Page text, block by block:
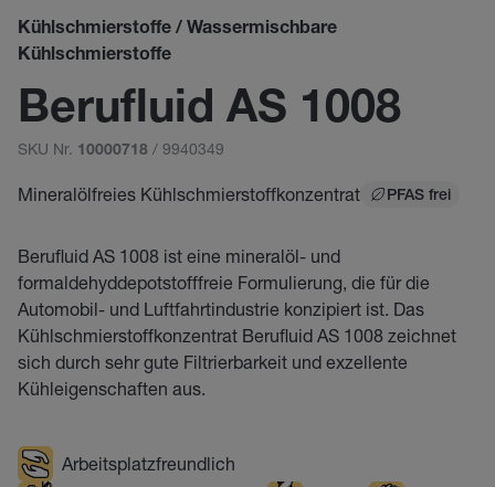
Kühlschmierstoffe / Wassermischbare
Kühlschmierstoffe
Berufluid AS 1008
SKU Nr. 10000718 / 9940349
Mineralölfreies Kühlschmierstoffkonzentrat PFAS frei
Berufluid AS 1008 ist eine mineralöl- und
formaldehyddepotstofffreie Formulierung, die für die
Automobil- und Luftfahrtindustrie konzipiert ist. Das
Kühlschmierstoffkonzentrat Berufluid AS 1008 zeichnet
sich durch sehr gute Filtrierbarkeit und exzellente
Kühleigenschaften aus.
Arbeitsplatzfreundlich